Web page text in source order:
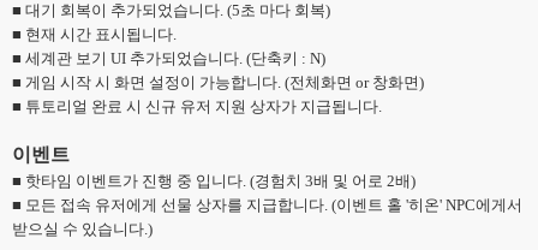
■ 대기 회복이 추가되었습니다. (5초 마다 회복)
■ 현재 시간 표시됩니다.
■ 세계관 보기 UI 추가되었습니다. (단축키 : N)
■ 게임 시작 시 화면 설정이 가능합니다. (전체화면 or 창화면)
■ 튜토리얼 완료 시 신규 유저 지원 상자가 지급됩니다.
이벤트
■ 핫타임 이벤트가 진행 중 입니다. (경험치 3배 및 어로 2배)
■ 모든 접속 유저에게 선물 상자를 지급합니다. (이벤트 홀 '히온' NPC에게서
받으실 수 있습니다.)